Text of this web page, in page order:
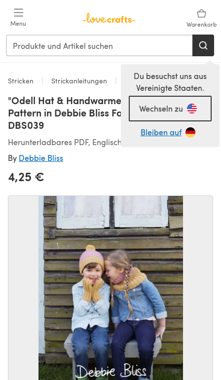
Menu Warenkorb
Du besuchst uns aus
Vereinigte Staaten.
Wechseln zu
Bleiben auf
Stricken Strickanleitungen Mittens
"Odell Hat & Handwarmers" - Hat Knitting
Pattern in Debbie Bliss Falkland Aran -
DBS039
Herunterladbares PDF, Englisch
By Debbie Bliss
4,25 €